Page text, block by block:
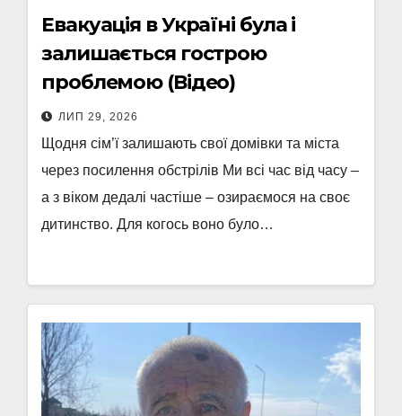
Евакуація в Україні була і
залишається гострою
проблемою (Відео)
ЛИП 29, 2026
Щодня сім’ї залишають свої домівки та міста
через посилення обстрілів Ми всі час від часу –
а з віком дедалі частіше – озираємося на своє
дитинство. Для когось воно було…